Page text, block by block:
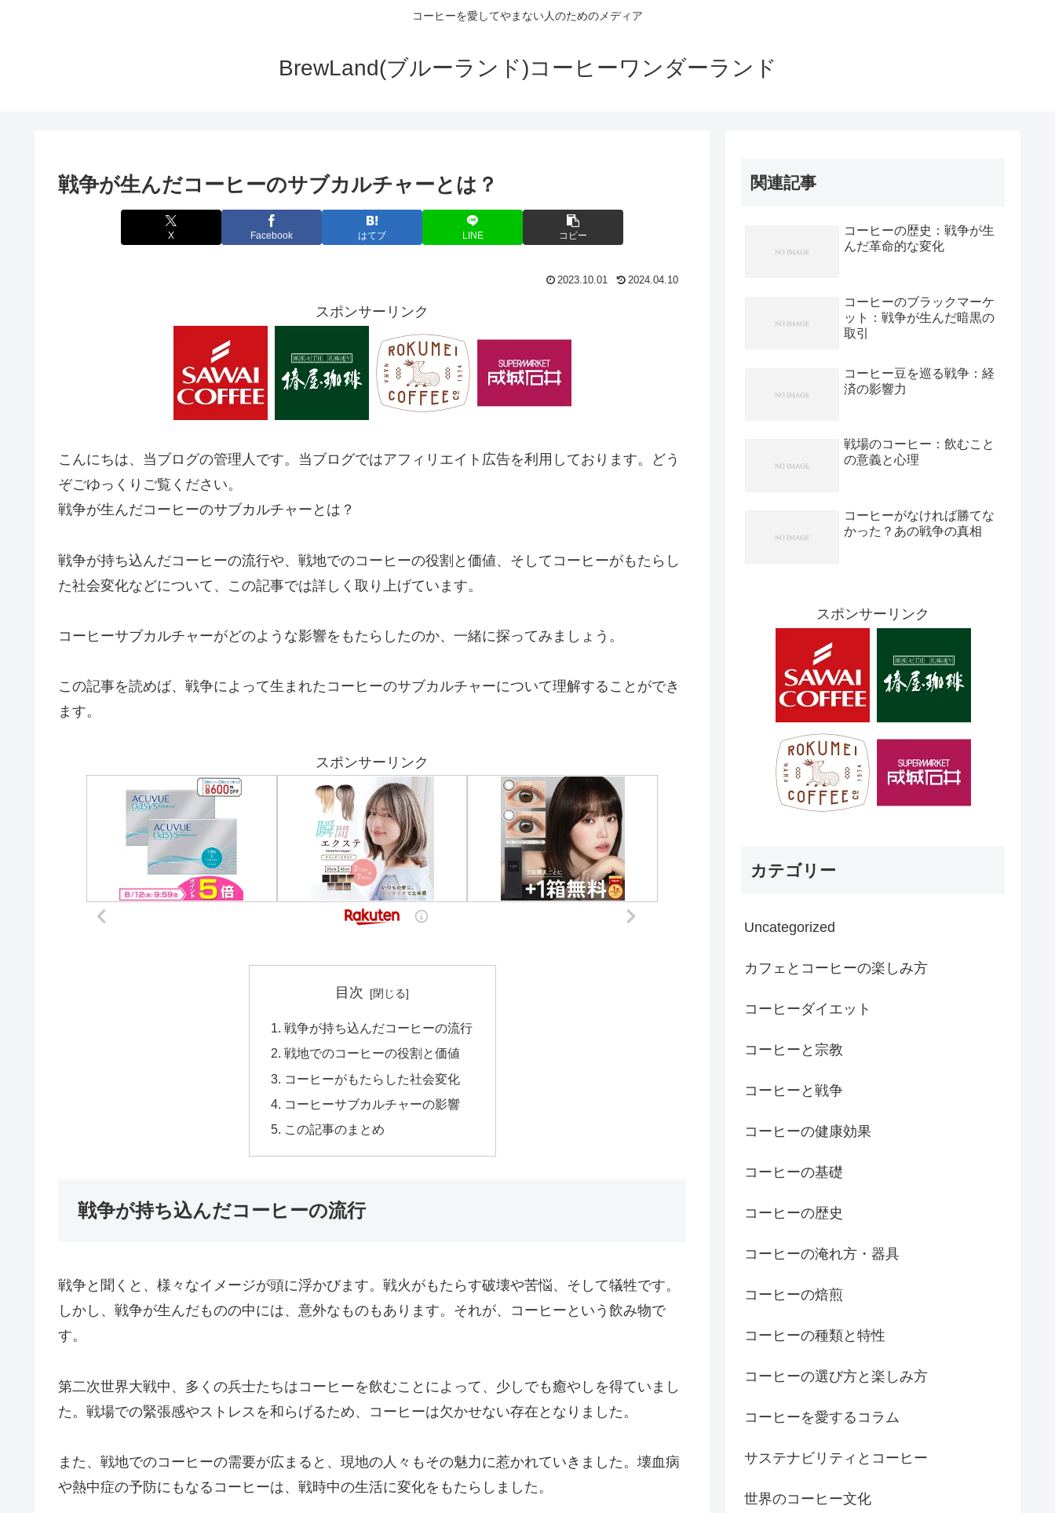
コーヒーを愛してやまない人のためのメディア
BrewLand(ブルーランド)コーヒーワンダーランド
戦争が生んだコーヒーのサブカルチャーとは？
X Facebook はてブ LINE コピー
2023.10.01 2024.04.10
スポンサーリンク
こんにちは、当ブログの管理人です。当ブログではアフィリエイト広告を利用しております。どう
ぞごゆっくりご覧ください。
戦争が生んだコーヒーのサブカルチャーとは？
戦争が持ち込んだコーヒーの流行や、戦地でのコーヒーの役割と価値、そしてコーヒーがもたらし
た社会変化などについて、この記事では詳しく取り上げています。
コーヒーサブカルチャーがどのような影響をもたらしたのか、一緒に探ってみましょう。
この記事を読めば、戦争によって生まれたコーヒーのサブカルチャーについて理解することができ
ます。
スポンサーリンク
目次
戦争が持ち込んだコーヒーの流行
戦地でのコーヒーの役割と価値
コーヒーがもたらした社会変化
コーヒーサブカルチャーの影響
この記事のまとめ
戦争が持ち込んだコーヒーの流行
戦争と聞くと、様々なイメージが頭に浮かびます。戦火がもたらす破壊や苦悩、そして犠牲です。
しかし、戦争が生んだものの中には、意外なものもあります。それが、コーヒーという飲み物で
す。
第二次世界大戦中、多くの兵士たちはコーヒーを飲むことによって、少しでも癒やしを得ていまし
た。戦場での緊張感やストレスを和らげるため、コーヒーは欠かせない存在となりました。
また、戦地でのコーヒーの需要が広まると、現地の人々もその魅力に惹かれていきました。壊血病
や熱中症の予防にもなるコーヒーは、戦時中の生活に変化をもたらしました。
関連記事
コーヒーの歴史：戦争が生
んだ革命的な変化
コーヒーのブラックマーケ
ット：戦争が生んだ暗黒の
取引
コーヒー豆を巡る戦争：経
済の影響力
戦場のコーヒー：飲むこと
の意義と心理
コーヒーがなければ勝てな
かった？あの戦争の真相
スポンサーリンク
カテゴリー
Uncategorized
カフェとコーヒーの楽しみ方
コーヒーダイエット
コーヒーと宗教
コーヒーと戦争
コーヒーの健康効果
コーヒーの基礎
コーヒーの歴史
コーヒーの淹れ方・器具
コーヒーの焙煎
コーヒーの種類と特性
コーヒーの選び方と楽しみ方
コーヒーを愛するコラム
サステナビリティとコーヒー
世界のコーヒー文化